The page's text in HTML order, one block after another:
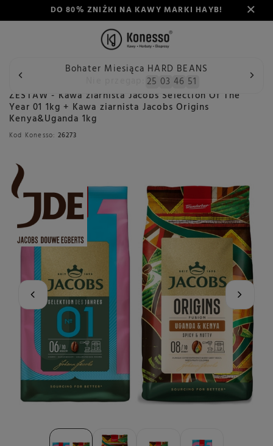
DO 80% ZNIŻKI NA KAWY MARKI HAYB!
Bohater Miesiąca HARD BEANS
25 03 46 50
Wstecz Konesso Kawa Przeznaczenie Do ekspresu
ZESTAW - Kawa ziarnista Jacobs Selection Of The
Year 01 1kg + Kawa ziarnista Jacobs Origins
Kenya&Uganda 1kg
Kod Konesso: 26273